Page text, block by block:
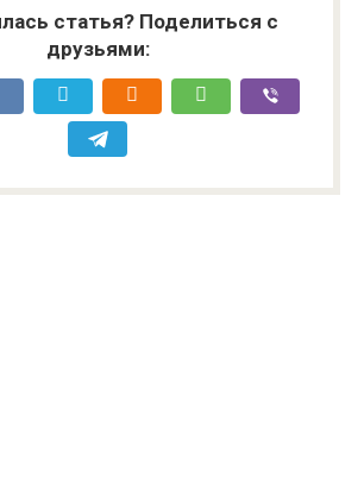
статья? Поделиться с
друзьями: